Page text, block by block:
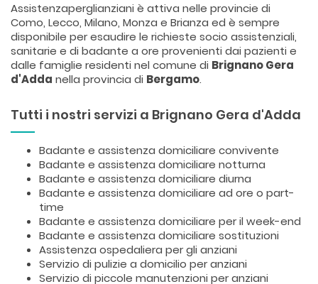
Assistenzaperglianziani è attiva nelle provincie di
Como, Lecco, Milano, Monza e Brianza ed è sempre
disponibile per esaudire le richieste socio assistenziali,
sanitarie e di badante a ore provenienti dai pazienti e
dalle famiglie residenti nel comune di Brignano Gera
d'Adda nella provincia di Bergamo.
Tutti i nostri servizi a Brignano Gera d'Adda
Badante e assistenza domiciliare convivente
Badante e assistenza domiciliare notturna
Badante e assistenza domiciliare diurna
Badante e assistenza domiciliare ad ore o part-
time
Badante e assistenza domiciliare per il week-end
Badante e assistenza domiciliare sostituzioni
Assistenza ospedaliera per gli anziani
Servizio di pulizie a domicilio per anziani
Servizio di piccole manutenzioni per anziani